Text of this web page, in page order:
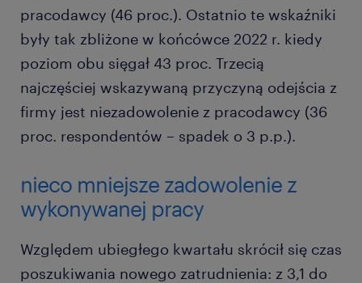
pracodawcy (46 proc.). Ostatnio te wskaźniki
były tak zbliżone w końcówce 2022 r. kiedy
poziom obu sięgał 43 proc. Trzecią
najczęściej wskazywaną przyczyną odejścia z
firmy jest niezadowolenie z pracodawcy (36
proc. respondentów – spadek o 3 p.p.).
nieco mniejsze zadowolenie z
wykonywanej pracy
Względem ubiegłego kwartału skrócił się czas
poszukiwania nowego zatrudnienia: z 3,1 do